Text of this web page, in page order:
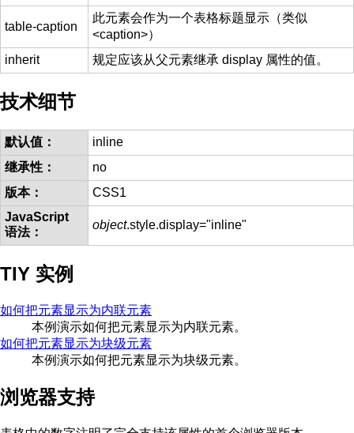
table-caption
此元素会作为一个表格标题显示（类似
<caption>）
inherit
规定应该从父元素继承 display 属性的值。
技术细节
默认值：
inline
继承性：
no
版本：
CSS1
JavaScript
语法：
object.style.display="inline"
TIY 实例
如何把元素显示为内联元素
本例演示如何把元素显示为内联元素。
如何把元素显示为块级元素
本例演示如何把元素显示为块级元素。
浏览器支持